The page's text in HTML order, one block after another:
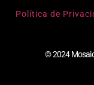
Política de
© 2024